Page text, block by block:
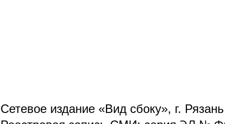
Сетевое издание «Вид сбоку», г.